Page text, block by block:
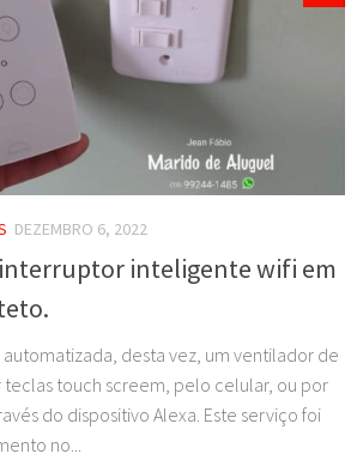
DEZEMBRO 6, 2022
inteligente wifi em
automatizada, desta vez, um ventilador de
touch screem, pelo celular, ou por
do dispositivo Alexa. Este serviço foi
no...